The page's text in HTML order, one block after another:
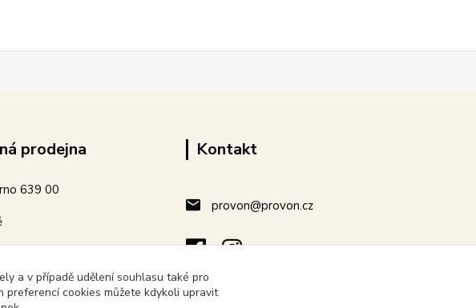
prodejna
639 00
Kontakt
provon@provon.cz
a v případě udělení souhlasu také pro
preferencí cookies můžete kdykoli upravit